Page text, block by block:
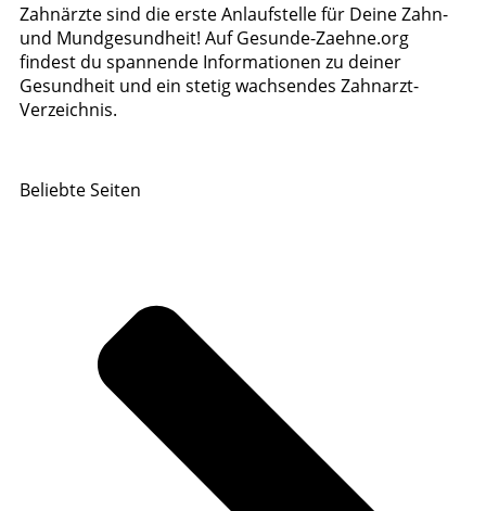
Zahnärzte sind die erste Anlaufstelle für Deine Zahn-
und Mundgesundheit! Auf Gesunde-Zaehne.org
findest du spannende Informationen zu deiner
Gesundheit und ein stetig wachsendes Zahnarzt-
Verzeichnis.
Beliebte Seiten